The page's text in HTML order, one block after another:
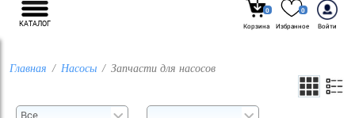
КАТАЛОГ
0
Корзина
0
Избранное
Войти
Главная Насосы Запчасти для насосов